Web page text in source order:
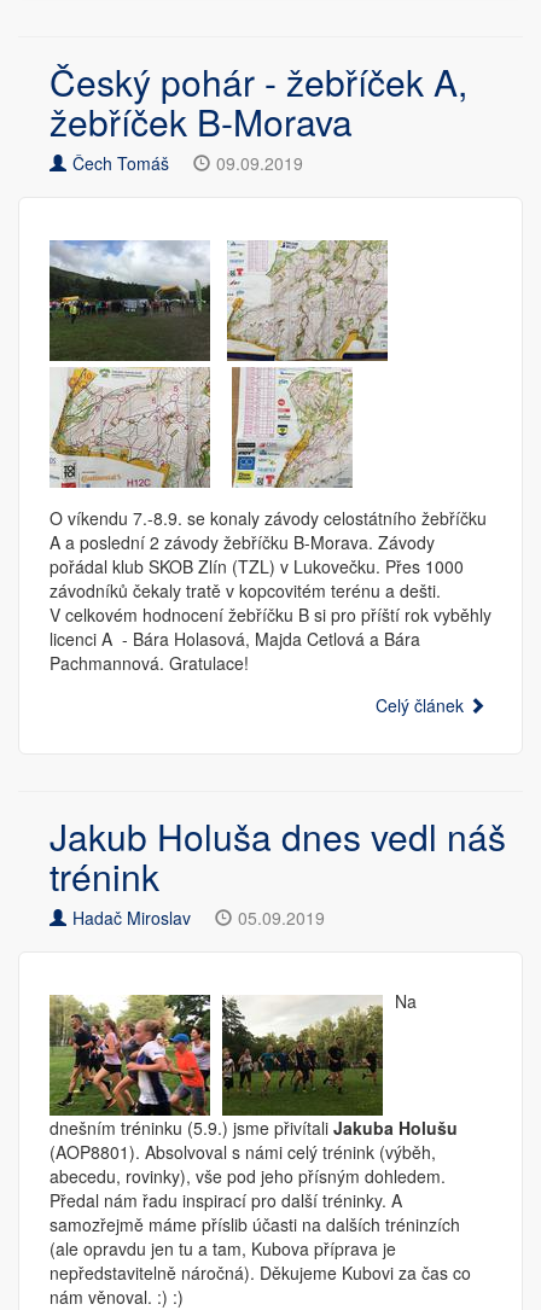
Český pohár - žebříček A,
žebříček B-Morava
Čech Tomáš 09.09.2019
O víkendu 7.-8.9. se konaly závody celostátního žebříčku
A a poslední 2 závody žebříčku B-Morava. Závody
pořádal klub SKOB Zlín (TZL) v Lukovečku. Přes 1000
závodníků čekaly tratě v kopcovitém terénu a dešti.
V celkovém hodnocení žebříčku B si pro příští rok vyběhly
licenci A - Bára Holasová, Majda Cetlová a Bára
Pachmannová. Gratulace!
Celý článek
Jakub Holuša dnes vedl náš
trénink
Hadač Miroslav 05.09.2019
Na
dnešním tréninku (5.9.) jsme přivítali Jakuba Holušu
(AOP8801). Absolvoval s námi celý trénink (výběh,
abecedu, rovinky), vše pod jeho přísným dohledem.
Předal nám řadu inspirací pro další tréninky. A
samozřejmě máme příslib účasti na dalších tréninzích
(ale opravdu jen tu a tam, Kubova příprava je
nepředstavitelně náročná). Děkujeme Kubovi za čas co
nám věnoval. :) :)